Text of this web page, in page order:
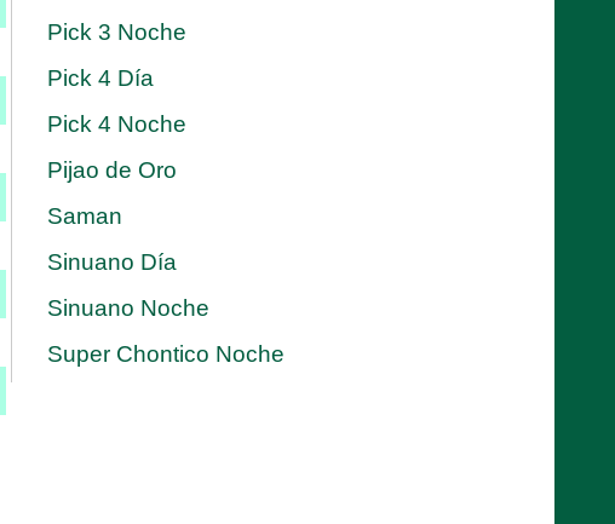
Pick 3 Noche
Pick 4 Día
Pick 4 Noche
Pijao de Oro
Saman
Sinuano Día
Sinuano Noche
Super Chontico Noche